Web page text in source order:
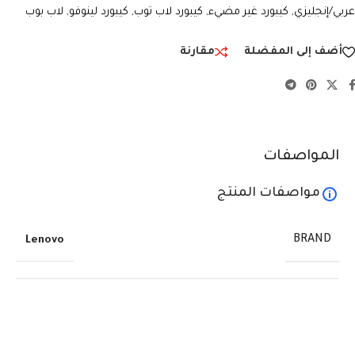
عربي/إنجليزي, كيبورد غير مضيء, كيبورد لاب توب, كيبورد لينوفو, لاب بوب
أضف إلى المفضلة مقارنة
المواصفات
مواصفات المنتج
BRAND
Lenovo